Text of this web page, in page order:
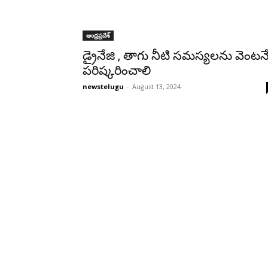
ఆంధ్రప్రదేశ్‌
డ్రైనేజి , తాగు నీటి సమస్యలను
పరిష్కరించాలి
newstelugu - August 13, 2024